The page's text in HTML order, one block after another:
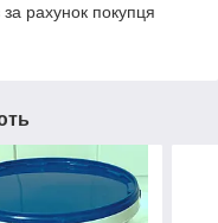
рахунок покупця